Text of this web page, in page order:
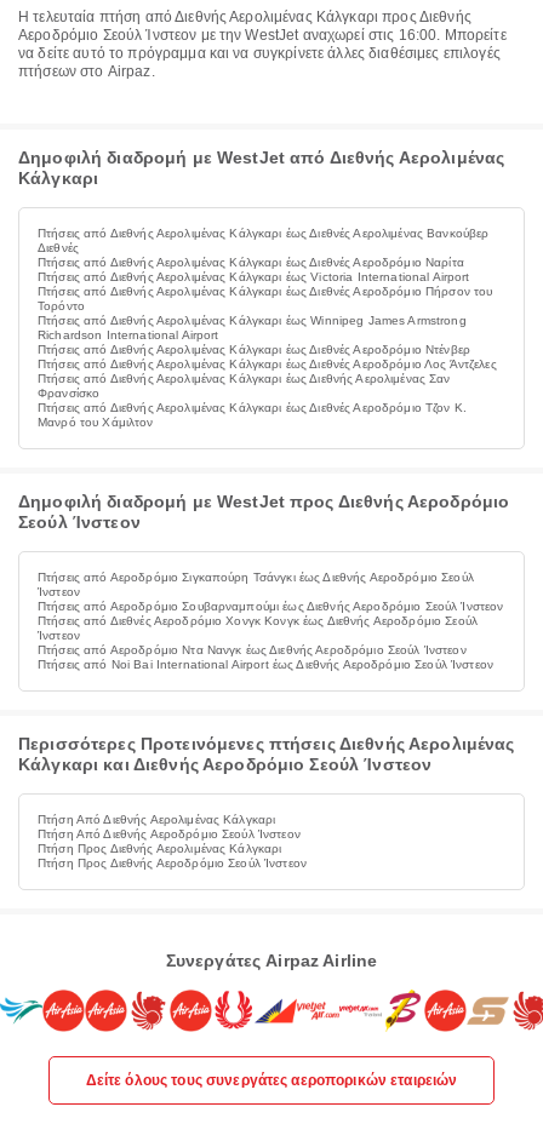
Η τελευταία πτήση από Διεθνής Αερολιμένας Κάλγκαρι προς Διεθνής
Αεροδρόμιο Σεούλ Ίνστεον με την WestJet αναχωρεί στις 16:00. Μπορείτε
να δείτε αυτό το πρόγραμμα και να συγκρίνετε άλλες διαθέσιμες επιλογές
πτήσεων στο Airpaz.
Δημοφιλή διαδρομή με WestJet από Διεθνής Αερολιμένας
Κάλγκαρι
Πτήσεις από Διεθνής Αερολιμένας Κάλγκαρι έως Διεθνές Αερολιμένας Βανκούβερ
Διεθνές
Πτήσεις από Διεθνής Αερολιμένας Κάλγκαρι έως Διεθνές Αεροδρόμιο Ναρίτα
Πτήσεις από Διεθνής Αερολιμένας Κάλγκαρι έως Victoria International Airport
Πτήσεις από Διεθνής Αερολιμένας Κάλγκαρι έως Διεθνές Αεροδρόμιο Πήρσον του
Τορόντο
Πτήσεις από Διεθνής Αερολιμένας Κάλγκαρι έως Winnipeg James Armstrong
Richardson International Airport
Πτήσεις από Διεθνής Αερολιμένας Κάλγκαρι έως Διεθνές Αεροδρόμιο Ντένβερ
Πτήσεις από Διεθνής Αερολιμένας Κάλγκαρι έως Διεθνές Αεροδρόμιο Λος Άντζελες
Πτήσεις από Διεθνής Αερολιμένας Κάλγκαρι έως Διεθνής Αερολιμένας Σαν
Φρανσίσκο
Πτήσεις από Διεθνής Αερολιμένας Κάλγκαρι έως Διεθνές Αεροδρόμιο Τζον Κ.
Μανρό του Χάμιλτον
Δημοφιλή διαδρομή με WestJet προς Διεθνής Αεροδρόμιο
Σεούλ Ίνστεον
Πτήσεις από Αεροδρόμιο Σιγκαπούρη Τσάνγκι έως Διεθνής Αεροδρόμιο Σεούλ
Ίνστεον
Πτήσεις από Αεροδρόμιο Σουβαρναμπούμι έως Διεθνής Αεροδρόμιο Σεούλ Ίνστεον
Πτήσεις από Διεθνές Αεροδρόμιο Χονγκ Κονγκ έως Διεθνής Αεροδρόμιο Σεούλ
Ίνστεον
Πτήσεις από Αεροδρόμιο Ντα Νανγκ έως Διεθνής Αεροδρόμιο Σεούλ Ίνστεον
Πτήσεις από Noi Bai International Airport έως Διεθνής Αεροδρόμιο Σεούλ Ίνστεον
Περισσότερες Προτεινόμενες πτήσεις Διεθνής Αερολιμένας
Κάλγκαρι και Διεθνής Αεροδρόμιο Σεούλ Ίνστεον
Πτήση Από Διεθνής Αερολιμένας Κάλγκαρι
Πτήση Από Διεθνής Αεροδρόμιο Σεούλ Ίνστεον
Πτήση Προς Διεθνής Αερολιμένας Κάλγκαρι
Πτήση Προς Διεθνής Αεροδρόμιο Σεούλ Ίνστεον
Συνεργάτες Airpaz Airline
Δείτε όλους τους συνεργάτες αεροπορικών εταιρειών